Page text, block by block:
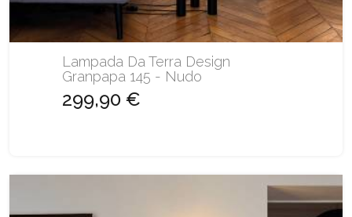
Lampada Da Terra Design
Granpapa 145 - Nudo
299,90 €